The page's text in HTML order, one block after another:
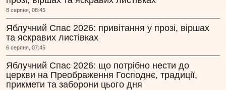
8 серпня, 08:45
Яблучний Спас 2026: привітання у прозі, віршах
та яскравих листівках
6 серпня, 07:45
Яблучний Спас 2026: що потрібно нести до
церкви на Преображення Господнє, традиції,
прикмети та заборони цього дня